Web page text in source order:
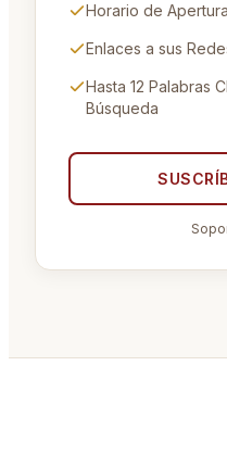
Horario de Apertura
Enlaces a sus
Hasta 12 Palabras
Búsqueda